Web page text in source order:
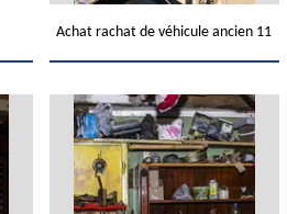
Achat rachat de véhicule ancien 11